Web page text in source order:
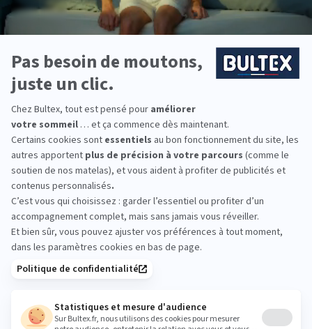
comme literie ?
Bultex est la marque de literie préférée des
Français*, largement reconnue par les experts du
domaine pour son savoir-faire et son engagement
à offrir une qualité de sommeil optimale.
fermeté et de confort. Accompagnés d'un
sommier à lattes ou tapissier, ils vous garantissent
un soutien idéal, adapté à votre morphologie.
Grâce aux diverses technologies de la marque
Bultex, confectionnez vos ensembles literie pour
toute la famille et profitez de nuits hyper
récupératrices !
*Marque la plus détenue : 18 599 personnes
interrogées de février 2019 à mars 2025. Institut
Expert Litier Quetigny :
essayez avant d'acheter
Chez Expert Litier Quetigny, vous avez la